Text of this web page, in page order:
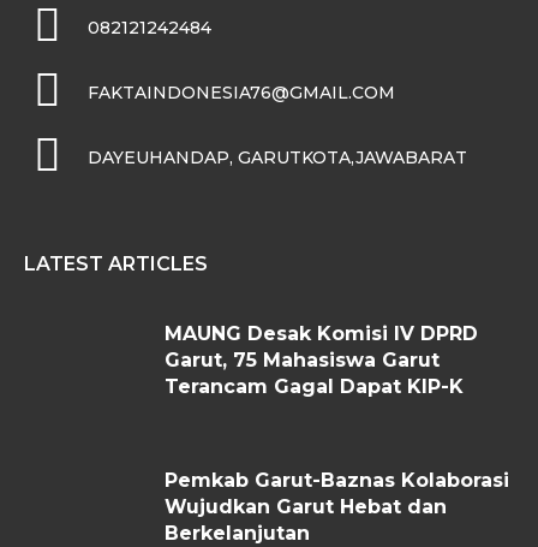
082121242484
FAKTAINDONESIA76@GMAIL.COM
DAYEUHANDAP, GARUTKOTA,JAWABARAT
LATEST ARTICLES
MAUNG Desak Komisi IV DPRD
Garut, 75 Mahasiswa Garut
Terancam Gagal Dapat KIP-K
Pemkab Garut-Baznas Kolaborasi
Wujudkan Garut Hebat dan
Berkelanjutan